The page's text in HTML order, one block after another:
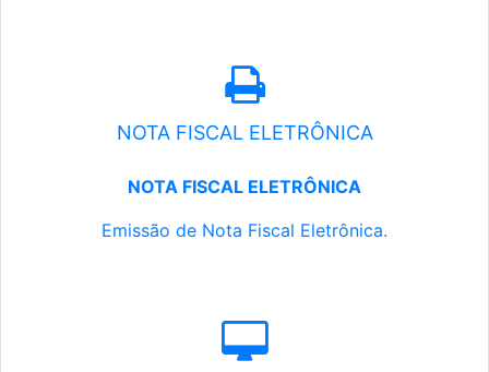
NOTA FISCAL ELETRÔNICA
NOTA FISCAL ELETRÔNICA
Emissão de Nota Fiscal Eletrônica.